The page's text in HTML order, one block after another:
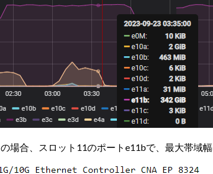
の場合、スロット11のポートe11bで、最大帯域